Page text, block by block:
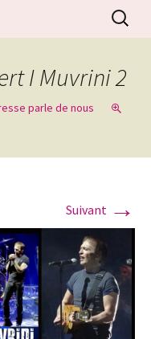
vocal a
I Muvrini 2
parle de nous
Suivant →